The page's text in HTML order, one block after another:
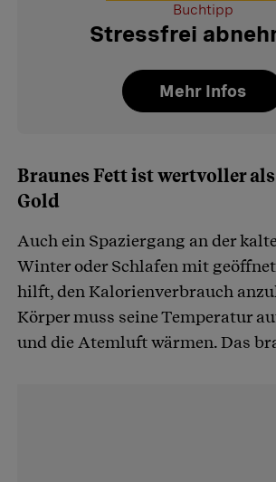
Buchtipp
Stressfrei
Mehr Infos
Braunes Fett ist wertvoller
Gold
Auch ein Spaziergang an der
Winter oder Schlafen mit
hilft, den Kalorienverbrauch
Körper muss seine Temperatur
und die Atemluft wärmen. Das